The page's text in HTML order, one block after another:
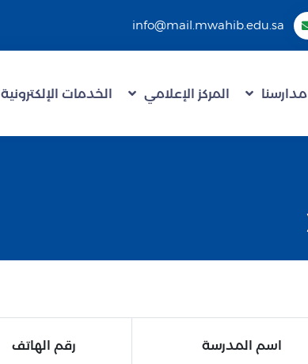
info@mail.mwahib.edu.sa
مدارسنا المركز الإعلامي الخدمات الإلكترونية
اسم المدرسة رقم الهاتف